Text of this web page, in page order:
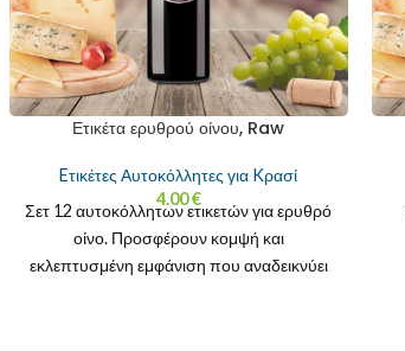
Ετικέτα ερυθρού οίνου, Raw
Eτικέτες Αυτοκόλλητες για Kρασί
4.00€
Σετ 12 αυτοκόλλητων ετικετών για ερυθρό
οίνο. Προσφέρουν κομψή και
εκλεπτυσμένη εμφάνιση που αναδεικνύει